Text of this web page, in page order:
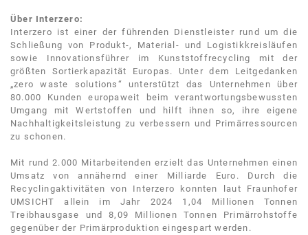
Kontakt
Über Interzero:
Interzero ist einer der führenden Dienstleister rund um die
Schließung von Produkt-, Material- und Logistikkreisläufen
sowie Innovationsführer im Kunststoffrecycling mit der
größten Sortierkapazität Europas. Unter dem Leitgedanken
„zero waste solutions“ unterstützt das Unternehmen über
80.000 Kunden europaweit beim verantwortungsbewussten
Umgang mit Wertstoffen und hilft ihnen so, ihre eigene
Nachhaltigkeitsleistung zu verbessern und Primärressourcen
zu schonen.
Mit rund 2.000 Mitarbeitenden erzielt das Unternehmen einen
Umsatz von annähernd einer Milliarde Euro. Durch die
Recyclingaktivitäten von Interzero konnten laut Fraunhofer
UMSICHT allein im Jahr 2024 1,04 Millionen Tonnen
Treibhausgase und 8,09 Millionen Tonnen Primärrohstoffe
gegenüber der Primärproduktion eingespart werden.